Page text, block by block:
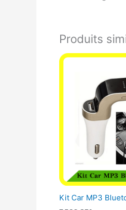
Produits
Kit Car MP3